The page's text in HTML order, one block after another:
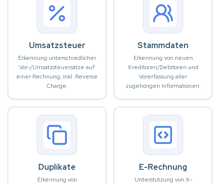
Umsatzsteuer
Erkennung unterschiedlicher
Vor-/Umsatzsteuersätze auf
einer Rechnung, inkl. Reverse
Charge.
Stammdaten
Erkennung von neuen
Kreditoren/Debitoren und
Vorerfassung aller
zugehörigen Informationen.
Duplikate
Erkennung von
E-Rechnung
Unterstützung von X-